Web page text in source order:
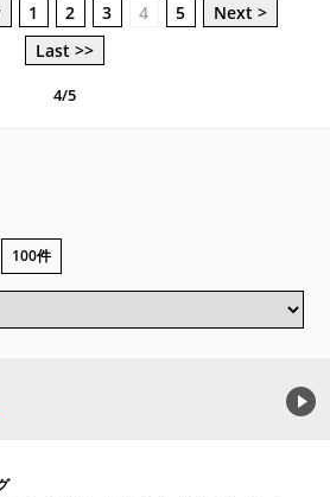
1 2 3 4 5
Next >
Last >>
4/5
100件